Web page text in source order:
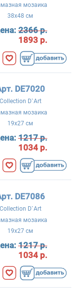
мозаика
38x48 см
2366 р.
1893 р.
DE7020
Collection D`Art
мозаика
19x27 см
1217 р.
1034 р.
DE7086
Collection D`Art
мозаика
19x27 см
1217 р.
1034 р.